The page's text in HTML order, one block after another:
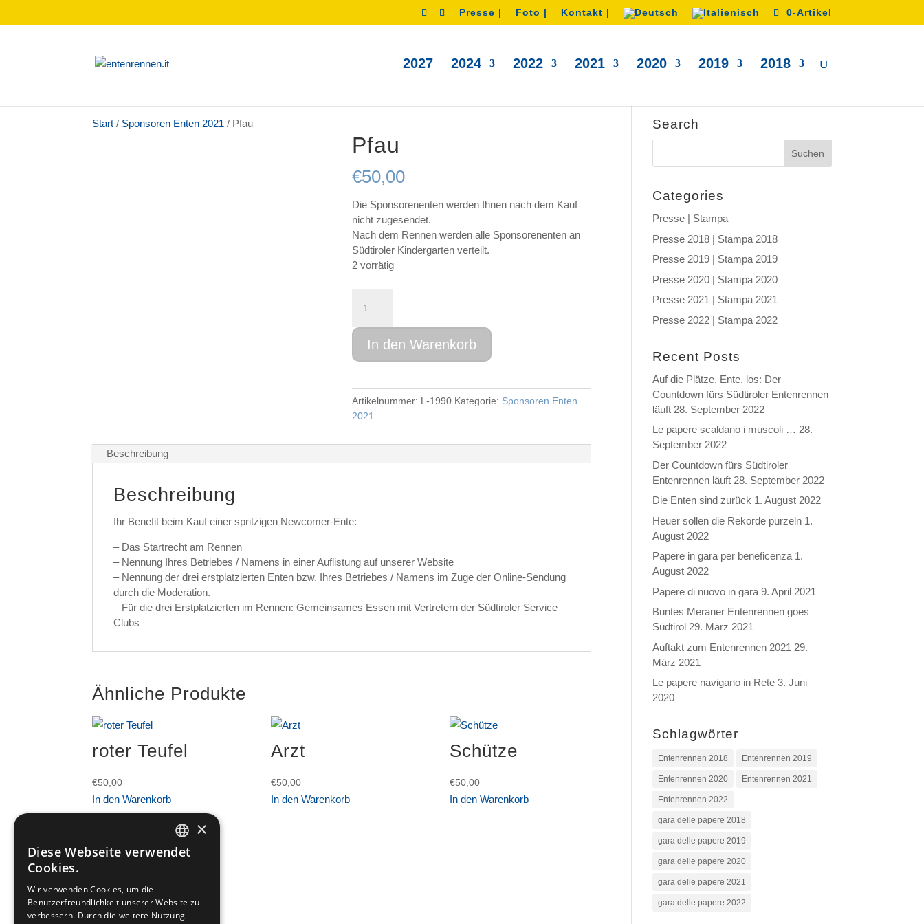
Presse | Foto | Kontakt | 0-Artikel
2027 2024 2022 2021 2020 2019 2018
Start / Sponsoren Enten 2021 / Pfau
Pfau
€50,00
Die Sponsorenenten werden Ihnen nach dem Kauf
nicht zugesendet.
Nach dem Rennen werden alle Sponsorenenten an
Südtiroler Kindergarten verteilt.
2 vorrätig
Menge
In den Warenkorb
Artikelnummer: L-1990 Kategorie: Sponsoren Enten
2021
Beschreibung
Beschreibung
Ihr Benefit beim Kauf einer spritzigen Newcomer-Ente:
– Das Startrecht am Rennen
– Nennung Ihres Betriebes / Namens in einer Auflistung auf unserer Website
– Nennung der drei erstplatzierten Enten bzw. Ihres Betriebes / Namens im Zuge der Online-Sendung
durch die Moderation.
– Für die drei Erstplatzierten im Rennen: Gemeinsames Essen mit Vertretern der Südtiroler Service
Clubs
Ähnliche Produkte
roter Teufel
€50,00
In den Warenkorb
Arzt
€50,00
In den Warenkorb
Schütze
€50,00
In den Warenkorb
Search
Categories
Presse | Stampa
Presse 2018 | Stampa 2018
Presse 2019 | Stampa 2019
Presse 2020 | Stampa 2020
Presse 2021 | Stampa 2021
Presse 2022 | Stampa 2022
Recent Posts
Auf die Plätze, Ente, los: Der
Countdown fürs Südtiroler Entenrennen
läuft 28. September 2022
Le papere scaldano i muscoli … 28.
September 2022
Der Countdown fürs Südtiroler
Entenrennen läuft 28. September 2022
Die Enten sind zurück 1. August 2022
Heuer sollen die Rekorde purzeln 1.
August 2022
Papere in gara per beneficenza 1.
August 2022
Papere di nuovo in gara 9. April 2021
Buntes Meraner Entenrennen goes
Südtirol 29. März 2021
Auftakt zum Entenrennen 2021 29.
März 2021
Le papere navigano in Rete 3. Juni
2020
Schlagwörter
Entenrennen 2018 Entenrennen 2019
Entenrennen 2020 Entenrennen 2021
Entenrennen 2022
gara delle papere 2018
gara delle papere 2019
gara delle papere 2020
gara delle papere 2021
gara delle papere 2022
GERMAN
×
Diese Webseite verwendet
Cookies.
Wir verwenden Cookies, um die
Benutzerfreundlichkeit unserer Website zu
verbessern. Durch die weitere Nutzung